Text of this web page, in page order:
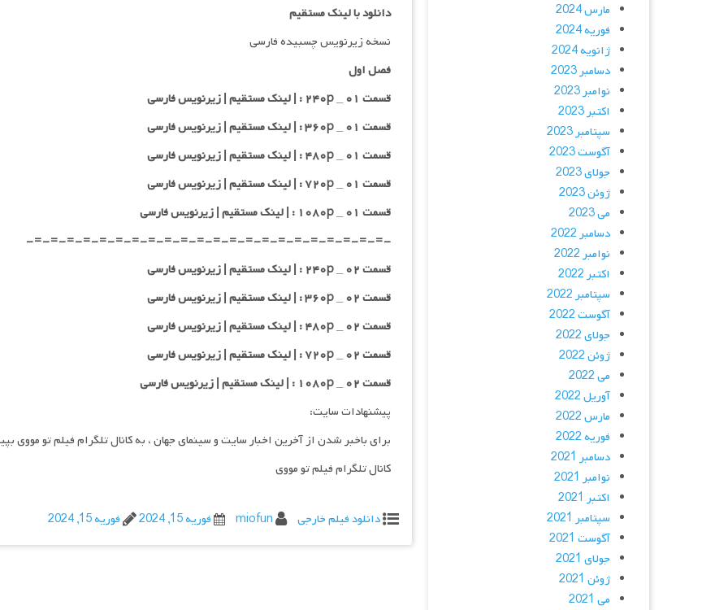
دانلود با لینک مستقیم
نسخه زیرنویس چسبیده فارسی
فصل اول
قسمت ۰۱ _ ۲۴۰p : | لینک مستقیم | زیرنویس فارسی
قسمت ۰۱ _ ۳۶۰p : | لینک مستقیم | زیرنویس فارسی
قسمت ۰۱ _ ۴۸۰p : | لینک مستقیم | زیرنویس فارسی
قسمت ۰۱ _ ۷۲۰p : | لینک مستقیم | زیرنویس فارسی
قسمت ۰۱ _ ۱۰۸۰p : | لینک مستقیم | زیرنویس فارسی
-=-=-=-=-=-=-=-=-=-=-=-=-=-=-=-=-=-=-=-=-=-=-
قسمت ۰۲ _ ۲۴۰p : | لینک مستقیم | زیرنویس فارسی
قسمت ۰۲ _ ۳۶۰p : | لینک مستقیم | زیرنویس فارسی
قسمت ۰۲ _ ۴۸۰p : | لینک مستقیم | زیرنویس فارسی
قسمت ۰۲ _ ۷۲۰p : | لینک مستقیم | زیرنویس فارسی
قسمت ۰۲ _ ۱۰۸۰p : | لینک مستقیم | زیرنویس فارسی
پیشنهادات سایت:
برای باخبر شدن از آخرین اخبار سایت و سینمای جهان ، به کانال تلگرام فیلم تو مووی
کانال تلگرام فیلم تو مووی
دانلود فیلم خارجی miofun فوریه 15, 2024 فوریه 15, 2024
مارس 2024
فوریه 2024
ژانویه 2024
دسامبر 2023
نوامبر 2023
اکتبر 2023
سپتامبر 2023
آگوست 2023
جولای 2023
ژوئن 2023
می 2023
دسامبر 2022
نوامبر 2022
اکتبر 2022
سپتامبر 2022
آگوست 2022
جولای 2022
ژوئن 2022
می 2022
آوریل 2022
مارس 2022
فوریه 2022
دسامبر 2021
نوامبر 2021
اکتبر 2021
سپتامبر 2021
آگوست 2021
جولای 2021
ژوئن 2021
می 2021